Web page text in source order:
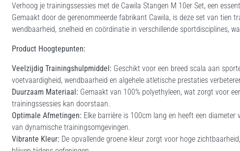
Verhoog je trainingssessies met de Cawila Stangen M 10er Set, een
Gemaakt door de gerenommeerde fabrikant Cawila, is deze set van tien
wendbaarheid, snelheid en coördinatie in verschillende sportdisciplines,
Product Hoogtepunten:
Veelzijdig Trainingshulpmiddel: Geschikt voor een breed scala aan
voetvaardigheid, wendbaarheid en algehele atletische prestaties
Duurzaam Materiaal: Gemaakt van 100% polyethyleen, wat zorgt voor
trainingssessies kan doorstaan.
Optimale Afmetingen: Elke barrière is 100cm lang en heeft een
van dynamische trainingsomgevingen.
Vibrante Kleur: De opvallende groene kleur zorgt voor hoge